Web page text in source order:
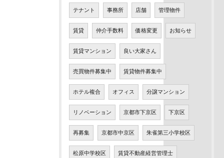
テナント 事務所 店舗 管理物件
賃貸 仲介手数料 価格変更 お知らせ
賃貸マンション 良い大家さん
売買物件募集中 賃貸物件募集中
ホテル複合 オフィス 分譲マンション
リノベーション 京都市下京区 下京区
再募集 京都市中京区 朱雀第三小学校区
松原中学校区 賃貸不動産経営管理士